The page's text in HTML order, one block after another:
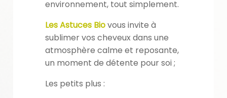
environnement, tout simplement.
Les Astuces Biovous invite à
sublimer vos cheveux dans une
atmosphère calme et reposante,
un moment de détente pour soi ;
Les petits plus :